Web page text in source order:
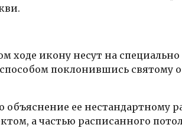
икону несут на
поклонившись святому
ее нестандартному
а частью расписанного